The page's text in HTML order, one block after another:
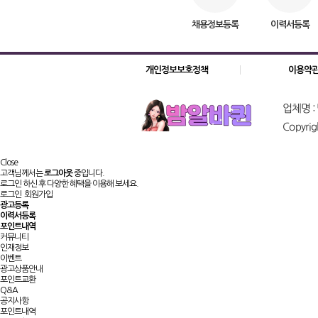
채용정보등록 이력서등록
개인정보보호정책 이용약
업체명
Close
고객님께서는로그아웃중입니다.
로그인 하신 후 다양한 혜택을 이용해 보세요.
로그인 회원가입
광고등록
이력서등록
포인트내역
커뮤니티
인재정보
이벤트
광고상품안내
포인트교환
Q&A
공지사항
포인트내역